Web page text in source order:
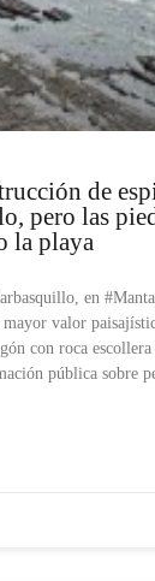
de
pero las
la playa
en
valor
con roca
pública sobre